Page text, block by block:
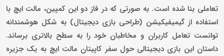
تعاملی بنا شده است. به صورتی که در فاز دو این کمپین، مالت ایچ با
استفاده از گیمیفیکیشن (طراحی بازی دیجیتال) به شکل هوشمندانه
توانست تعامل کاربران و مخاطبان خود را به سطح بالاتری برساند.
داستان این بازی دیجیتالی حول سفر کاپیتان مالت ایچ به یک جزیره